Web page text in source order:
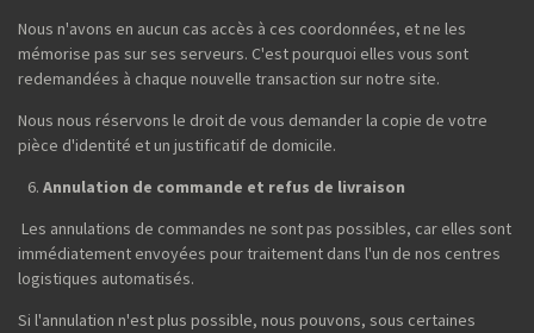
Nous n'avons en aucun cas accès à ces coordonnées, et ne les
mémorise pas sur ses serveurs. C'est pourquoi elles vous sont
redemandées à chaque nouvelle transaction sur notre site.
Nous nous réservons le droit de vous demander la copie de votre
pièce d'identité et un justificatif de domicile.
Annulation de commande et refus de livraison
Les annulations de commandes ne sont pas possibles, car elles sont
immédiatement envoyées pour traitement dans l'un de nos centres
logistiques automatisés.
Si l'annulation n'est plus possible, nous pouvons, sous certaines